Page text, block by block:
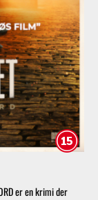
er en krimi der